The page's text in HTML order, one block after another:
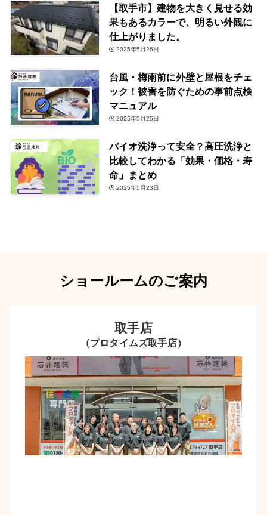
【取手市】建物を大きく見せる効
果もあるカラーで、明るい外観に
仕上がりました。
2025年5月26日
台風・梅雨前に外壁と屋根をチェ
ック！被害を防ぐための事前点検
マニュアル
2025年5月25日
バイオ洗浄って安全？高圧洗浄と
比較してわかる「効果・価格・寿
命」まとめ
2025年5月23日
ショールームのご案内
取手店
（プロタイムズ取手店）